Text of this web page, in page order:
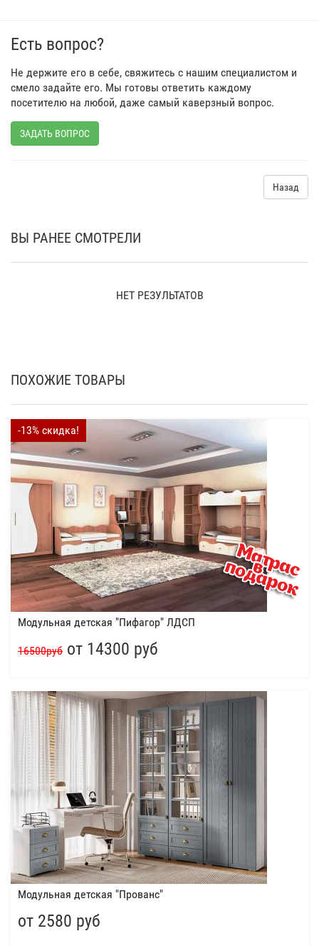
Есть вопрос?
Не держите его в себе, свяжитесь с нашим специалистом и
смело задайте его. Мы готовы ответить каждому
посетителю на любой, даже самый каверзный вопрос.
ЗАДАТЬ ВОПРОС
Назад
ВЫ РАНЕЕ СМОТРЕЛИ
НЕТ РЕЗУЛЬТАТОВ
ПОХОЖИЕ ТОВАРЫ
-13% скидка!
Модульная детская "Пифагор" ЛДСП
16500руб от 14300 руб
Модульная детская "Прованс"
от 2580 руб